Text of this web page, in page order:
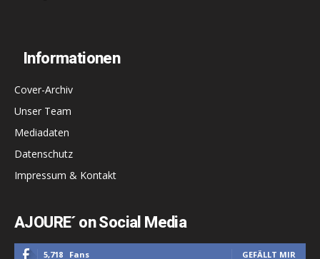
Informationen
Cover-Archiv
Unser Team
Mediadaten
Datenschutz
Impressum & Kontakt
AJOURE´ on Social Media
5,718 Fans GEFÄLLT MIR